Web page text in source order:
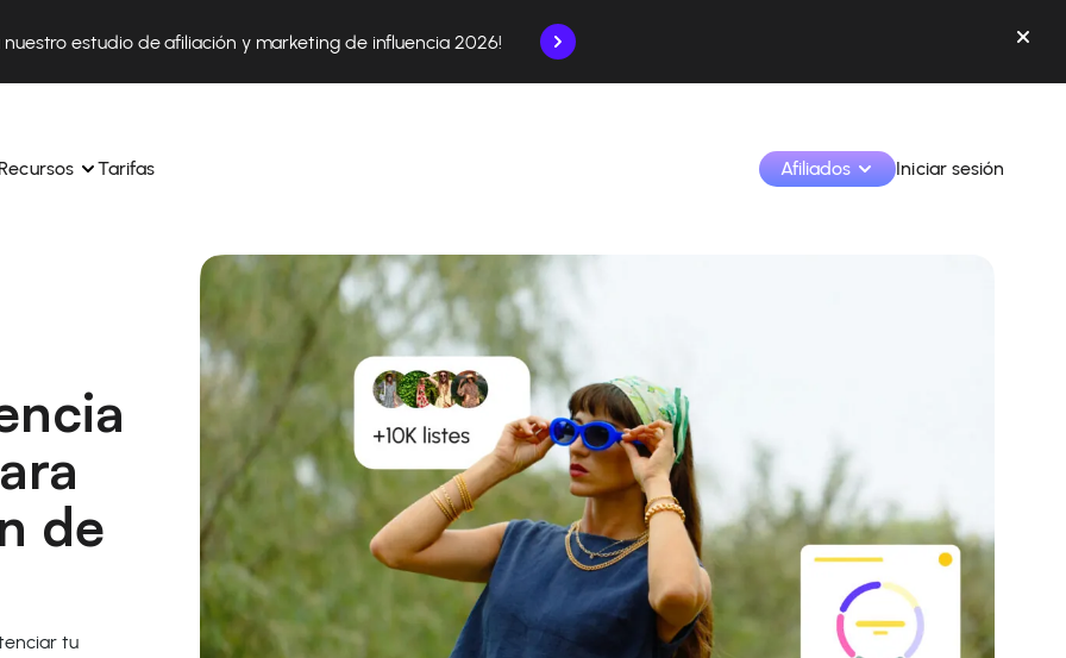
nuestro estudio de afiliación y marketing de influencia 2026!
ingresos y
Recursos
Descubre cómo triunfan nuestros clientes con Affilae
Descubre por qué las marcas eligen Affilae
Sigue nuestros consejos, noticias y tendencias del
Tarifas Afiliados
Aprende a utilizar la plataforma paso a paso.
Iniciar sesión
de
tu